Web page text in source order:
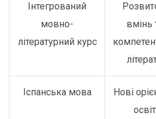
Інтегрований
мовно-
літературний курс
вмінь
Іспанська мова
Нові